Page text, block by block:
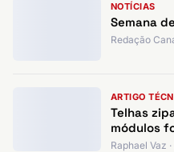
NOTÍCIAS
Semana
Redação
ARTIGO
Telhas
módulos
Raphael Vaz